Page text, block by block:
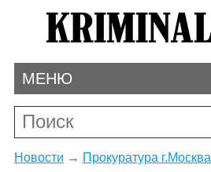
МЕНЮ
Новости → Прокуратура г.Москва